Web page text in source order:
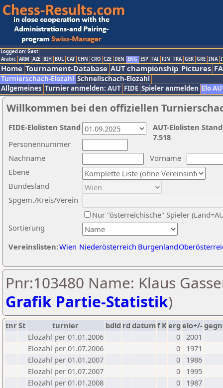
Logged on: Gast
Arabic ARM AZE BIH BUL CAT CHN CRO CZE DEN ENG ESP FAI FIN FRA GER GRE INA
Home Tournament-Database AUT championship Pictures
Turnierschach-Elozahl Schnellschach-Elozahl
Allgemeines Turnier anmelden: AUT FIDE Spieler anmelden Elo
Willkommen bei den offiziellen
Nachname
Vorname
Ebene
Sortierung
Personennummer
Bundesland
Spgem./Kreis/Verein
Nur "österreichische" Spieler
Vereinslisten:Wien Niederösterreich Burgenland
AUT-Elolisten
7.518
FIDE-Elolisten Stand
Pnr:103480 Name: Klaus
Grafik Partie-Statistik)
tnrSt turnier bdld rd datumf Kerg elo+/-
Elozahl per 01.01.2006
0 2001
Elozahl per 01.07.2006
0
1971
Elozahl per 01.01.2007
0
1986
Elozahl per 01.07.2007
0
1995
Elozahl per 01.01.2008
0
1987